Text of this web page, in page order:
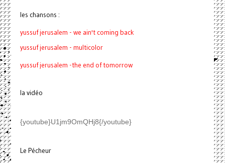
les chansons :
yussuf jerusalem - we ain't coming back
yussuf jerusalem - multicolor
yussuf jerusalem -the end of tomorrow
la vidéo
{youtube}U1jm9OmQHj8{/youtube}
Le Pécheur